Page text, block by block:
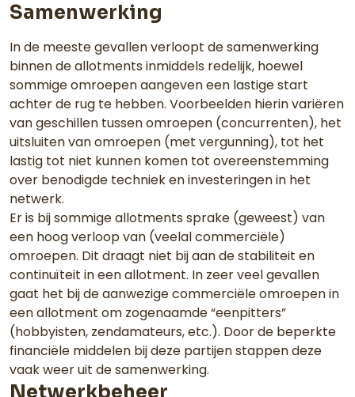
Samenwerking
In de meeste gevallen verloopt de samenwerking
binnen de allotments inmiddels redelijk, hoewel
sommige omroepen aangeven een lastige start
achter de rug te hebben. Voorbeelden hierin variëren
van geschillen tussen omroepen (concurrenten), het
uitsluiten van omroepen (met vergunning), tot het
lastig tot niet kunnen komen tot overeenstemming
over benodigde techniek en investeringen in het
netwerk.
Er is bij sommige allotments sprake (geweest) van
een hoog verloop van (veelal commerciële)
omroepen. Dit draagt niet bij aan de stabiliteit en
continuïteit in een allotment. In zeer veel gevallen
gaat het bij de aanwezige commerciële omroepen in
een allotment om zogenaamde “eenpitters”
(hobbyisten, zendamateurs, etc.). Door de beperkte
financiële middelen bij deze partijen stappen deze
vaak weer uit de samenwerking.
Netwerkbeheer